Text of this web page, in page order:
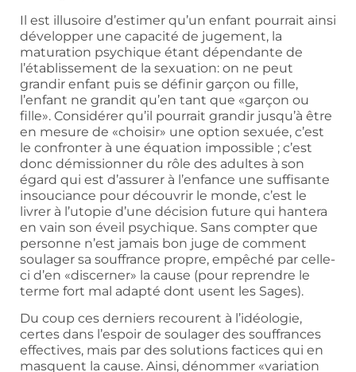
Il est illusoire d’estimer qu’un enfant pourrait ainsi
développer une capacité de jugement, la
maturation psychique étant dépendante de
l’établissement de la sexuation: on ne peut
grandir enfant puis se définir garçon ou fille,
l’enfant ne grandit qu’en tant que «garçon ou
fille». Considérer qu’il pourrait grandir jusqu’à être
en mesure de «choisir» une option sexuée, c’est
le confronter à une équation impossible ; c’est
donc démissionner du rôle des adultes à son
égard qui est d’assurer à l’enfance une suffisante
insouciance pour découvrir le monde, c’est le
livrer à l’utopie d’une décision future qui hantera
en vain son éveil psychique. Sans compter que
personne n’est jamais bon juge de comment
soulager sa souffrance propre, empêché par celle-
ci d’en «discerner» la cause (pour reprendre le
terme fort mal adapté dont usent les Sages).
Du coup ces derniers recourent à l’idéologie,
certes dans l’espoir de soulager des souffrances
effectives, mais par des solutions factices qui en
masquent la cause. Ainsi, dénommer «variation